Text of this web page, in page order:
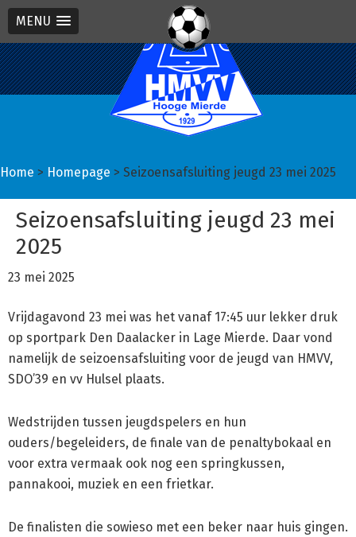
MENU
Spring
naar
de
Door
naar
de
Spring
naar
de
Home > Homepage > Seizoensafsluiting jeugd 23 mei 2025
Seizoensafsluiting jeugd 23 mei
2025
23 mei 2025
Vrijdagavond 23 mei was het vanaf 17:45 uur lekker druk
op sportpark Den Daalacker in Lage Mierde. Daar vond
namelijk de seizoensafsluiting voor de jeugd van HMVV,
SDO’39 en vv Hulsel plaats.
Wedstrijden tussen jeugdspelers en hun
ouders/begeleiders, de finale van de penaltybokaal en
voor extra vermaak ook nog een springkussen,
pannakooi, muziek en een frietkar.
De finalisten die sowieso met een beker naar huis gingen.